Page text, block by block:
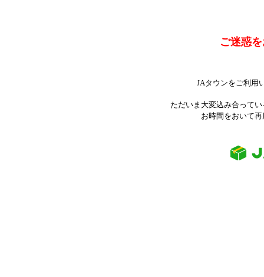
ご迷惑
JAタウンをご利用
ただいま大変込み合って
お時間をおいて